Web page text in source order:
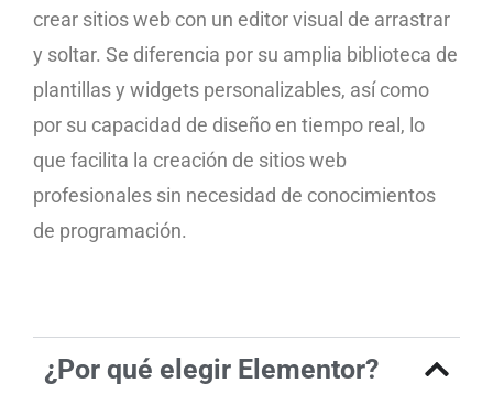
crear sitios web con un editor visual de arrastrar
y soltar. Se diferencia por su amplia biblioteca de
plantillas y widgets personalizables, así como
por su capacidad de diseño en tiempo real, lo
que facilita la creación de sitios web
profesionales sin necesidad de conocimientos
de programación.
¿Por qué elegir Elementor?